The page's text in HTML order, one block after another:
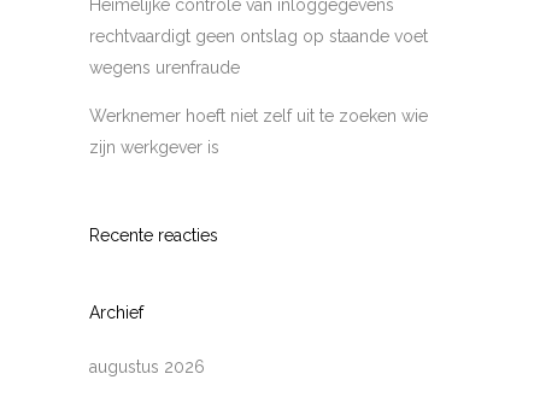
Heimelijke controle van inloggegevens
rechtvaardigt geen ontslag op staande voet
wegens urenfraude
Werknemer hoeft niet zelf uit te zoeken wie
zijn werkgever is
Recente reacties
Archief
augustus 2026